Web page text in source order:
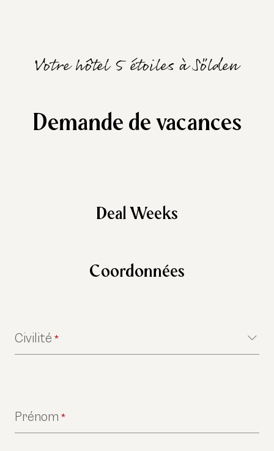
Votre hôtel 5 étoiles à Sölden
Demande de vacances
Deal Weeks
Coordonnées
Civilité *
Prénom *